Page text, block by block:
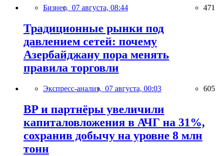
Бизнес, 07 августа, 08:44 471
Традиционные рынки под
давлением сетей: почему
Азербайджану пора менять
правила торговли
Экспресс-анализ, 07 августа, 00:03 605
BP и партнёры увеличили
капиталовложения в АЧГ на 31%,
сохранив добычу на уровне 8 млн
тонн